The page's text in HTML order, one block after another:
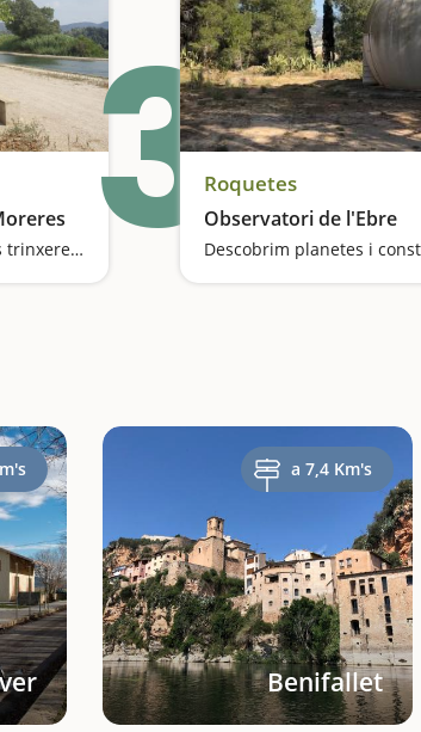
Dinem al costat d'unes trinxeres de la Guerra Civil 3Roquetes
Observatori de l'Ebre
a 7,4 Km's
Benifallet